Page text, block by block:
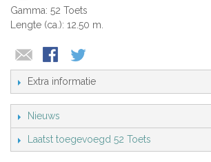
Gamma: 52 Toets
Lengte (ca.): 12.50 m.
Extra informatie
Nieuws
Laatst toegevoegd 52 Toets